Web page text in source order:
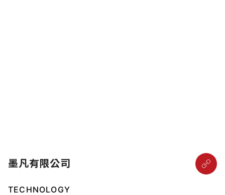
墨凡有限公司
TECHNOLOGY